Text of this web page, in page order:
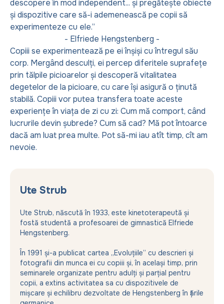
descopere în mod independent... și pregătește obiecte
și dispozitive care să-i ademenească pe copii să
experimenteze cu ele.”
- Elfriede Hengstenberg -
Copiii se experimentează pe ei înșiși cu întregul său
corp. Mergând desculți, ei percep diferitele suprafețe
prin tălpile picioarelor și descoperă vitalitatea
degetelor de la picioare, cu care își asigură o ținută
stabilă. Copiii vor putea transfera toate aceste
experiențe în viața de zi cu zi: Cum mă comport, când
lucrurile devin șubrede? Cum să cad? Mă pot întoarce
dacă am luat prea multe. Pot să-mi iau atît timp, cît am
nevoie.
Ute Strub
Ute Strub, născută în 1933, este kinetoterapeută și
fostă studentă a profesoarei de gimnastică Elfriede
Hengstenberg.
În 1991 și-a publicat cartea „Evoluțiile” cu descrieri și
fotografii din munca ei cu copiii și, în același timp, prin
seminarele organizate pentru adulți și parțial pentru
copii, a extins activitatea sa cu dispozitivele de
mișcare și echilibru dezvoltate de Hengstenberg în țările